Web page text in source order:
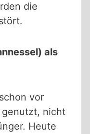
die
als
vor
nicht
Heute